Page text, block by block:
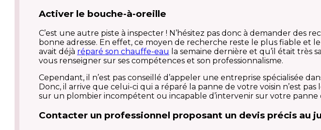
Activer le bouche-à-oreille
C’est une autre piste à inspecter ! N’hésitez pas donc à demander des
bonne adresse. En effet, ce moyen de recherche reste le plus fiable et
avait déjà réparé son chauffe-eau la semaine dernière et qu’il était très
vous renseigner sur ses compétences et son professionnalisme.
Cependant, il n’est pas conseillé d’appeler une entreprise spécialisée
Donc, il arrive que celui-ci qui a réparé la panne de votre voisin n’est
sur un plombier incompétent ou incapable d’intervenir sur votre panne
Contacter un professionnel proposant un devis précis au